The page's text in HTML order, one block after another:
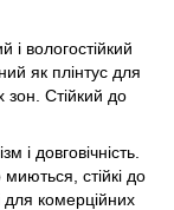
вологостійкий
як плінтус для
зон. Стійкий до
і довговічність.
миються, стійкі до
для комерційних